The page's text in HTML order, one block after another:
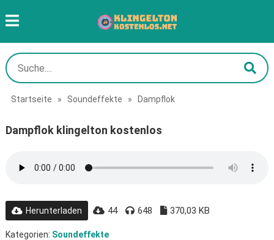
Startseite » Soundeffekte » Dampflok
Dampflok klingelton kostenlos
Herunterladen 44 648 370,03 KB
Kategorien: Soundeffekte